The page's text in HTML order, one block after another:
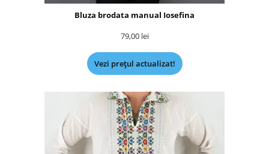
Bluza brodata manual Iosefina
79,00 lei
Vezi prețul actualizat!